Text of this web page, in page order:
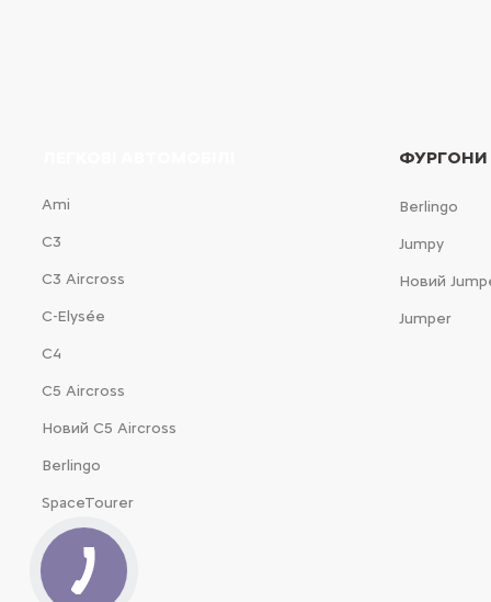
Ami
С3
С3 Aircross
C-Elysée
С4
С5 Aircross
Новий С5 Aircross
Berlingo
SpaceTourer
ФУРГОНИ
Berlingo
Jumpy
Новий
Jumper